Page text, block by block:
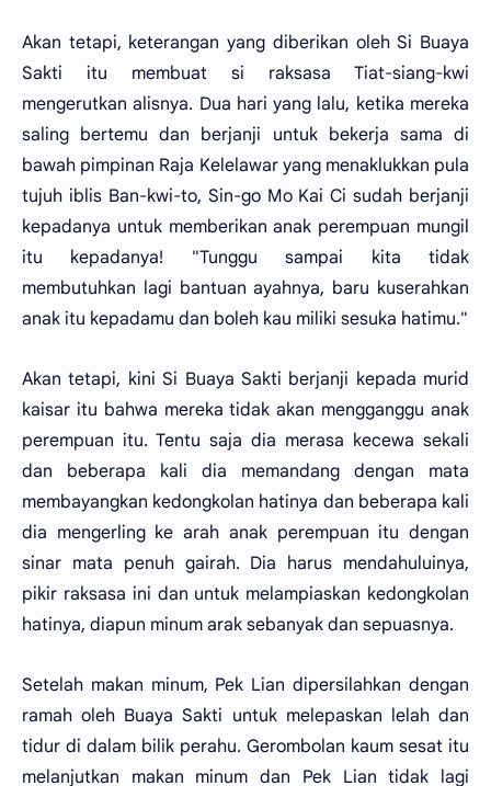
Akan tetapi, keterangan yang diberikan oleh Si Buaya
Sakti itu membuat si raksasa Tiat-siang-kwi
mengerutkan alisnya. Dua hari yang lalu, ketika mereka
saling bertemu dan berjanji untuk bekerja sama di
bawah pimpinan Raja Kelelawar yang menaklukkan pula
tujuh iblis Ban-kwi-to, Sin-go Mo Kai Ci sudah berjanji
kepadanya untuk memberikan anak perempuan mungil
itu kepadanya! "Tunggu sampai kita tidak
membutuhkan lagi bantuan ayahnya, baru kuserahkan
anak itu kepadamu dan boleh kau miliki sesuka hatimu."
Akan tetapi, kini Si Buaya Sakti berjanji kepada murid
kaisar itu bahwa mereka tidak akan mengganggu anak
perempuan itu. Tentu saja dia merasa kecewa sekali
dan beberapa kali dia memandang dengan mata
membayangkan kedongkolan hatinya dan beberapa kali
dia mengerling ke arah anak perempuan itu dengan
sinar mata penuh gairah. Dia harus mendahuluinya,
pikir raksasa ini dan untuk melampiaskan kedongkolan
hatinya, diapun minum arak sebanyak dan sepuasnya.
Setelah makan minum, Pek Lian dipersilahkan dengan
ramah oleh Buaya Sakti untuk melepaskan lelah dan
tidur di dalam bilik perahu. Gerombolan kaum sesat itu
melanjutkan makan minum dan Pek Lian tidak lagi